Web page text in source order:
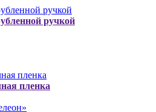
ручкой
пленка